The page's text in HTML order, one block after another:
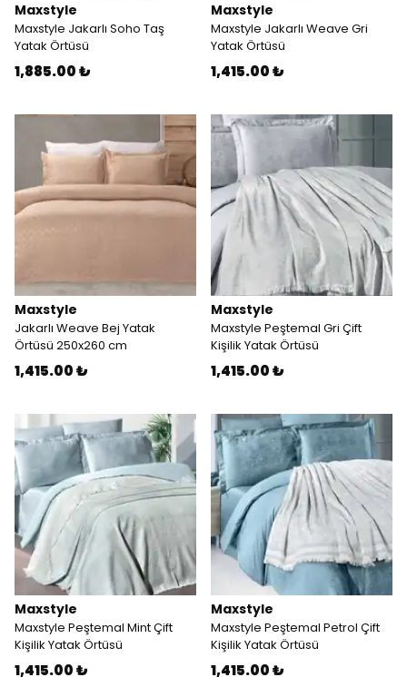
Maxstyle
Maxstyle Jakarlı Soho Taş
Yatak Örtüsü
1,885.00 ₺
Maxstyle
Maxstyle Jakarlı Weave Gri
Yatak Örtüsü
1,415.00 ₺
Maxstyle
Jakarlı Weave Bej Yatak
Örtüsü 250x260 cm
1,415.00 ₺
Maxstyle
Maxstyle Peştemal Gri Çift
Kişilik Yatak Örtüsü
1,415.00 ₺
Maxstyle
Maxstyle Peştemal Mint Çift
Kişilik Yatak Örtüsü
1,415.00 ₺
Maxstyle
Maxstyle Peştemal Petrol Çift
Kişilik Yatak Örtüsü
1,415.00 ₺